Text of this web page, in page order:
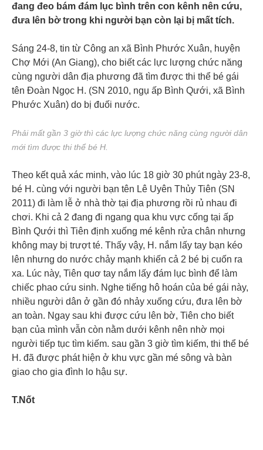
đang đeo bám đám lục bình trên con kênh nên cứu,
đưa lên bờ trong khi người bạn còn lại bị mất tích.
Sáng 24-8, tin từ Công an xã Bình Phước Xuân, huyện
Chợ Mới (An Giang), cho biết các lực lượng chức năng
cùng người dân địa phương đã tìm được thi thể bé gái
tên Đoàn Ngọc H. (SN 2010, ngụ ấp Bình Qưới, xã Bình
Phước Xuân) do bị đuối nước.
Phải mất gần 3 giờ thì các lực lượng chức năng cùng người dân
mới tìm được thi thể bé H.
Theo kết quả xác minh, vào lúc 18 giờ 30 phút ngày 23-8,
bé H. cùng với người bạn tên Lê Uyên Thủy Tiên (SN
2011) đi làm lễ ở nhà thờ tại địa phương rồi rủ nhau đi
chơi. Khi cả 2 đang đi ngang qua khu vực cống tại ấp
Bình Qưới thì Tiên định xuống mé kênh rửa chân nhưng
không may bị trượt té. Thấy vậy, H. nắm lấy tay bạn kéo
lên nhưng do nước chảy mạnh khiến cả 2 bé bị cuốn ra
xa. Lúc này, Tiên quơ tay nắm lấy đám lục bình để làm
chiếc phao cứu sinh. Nghe tiếng hô hoán của bé gái này,
nhiều người dân ở gần đó nhảy xuống cứu, đưa lên bờ
an toàn. Ngay sau khi được cứu lên bờ, Tiên cho biết
bạn của mình vẫn còn nằm dưới kênh nên nhờ mọi
người tiếp tục tìm kiếm. sau gần 3 giờ tìm kiếm, thi thể bé
H. đã được phát hiện ở khu vực gần mé sông và bàn
giao cho gia đình lo hậu sự.
T.Nốt